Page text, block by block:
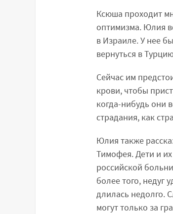
Ксюша проходит
оптимизма. Юлия
в Израиле. У нее
вернуться в
Сейчас им
крови, чтобы
когда-нибудь они
страдания, как
Юлия также
Тимофея. Дети и
российской
более того, недуг
длилась недолго.
могут только за